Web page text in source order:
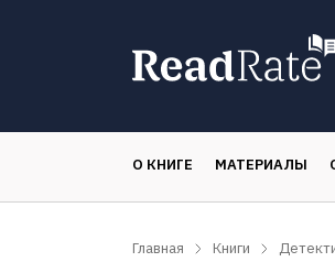
О КНИГЕ МАТЕРИАЛЫ
Главная Книги